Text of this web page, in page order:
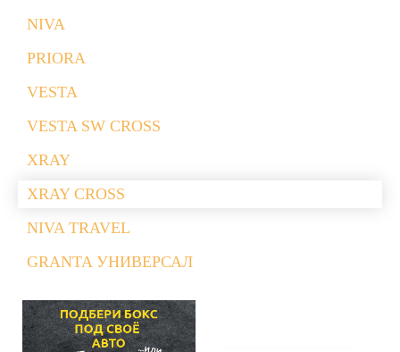
NIVA
PRIORA
VESTA
VESTA SW CROSS
XRAY
XRAY CROSS
NIVA TRAVEL
GRANTA УНИВЕРСАЛ